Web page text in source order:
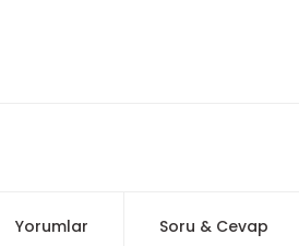
Yorumlar Soru & Cevap